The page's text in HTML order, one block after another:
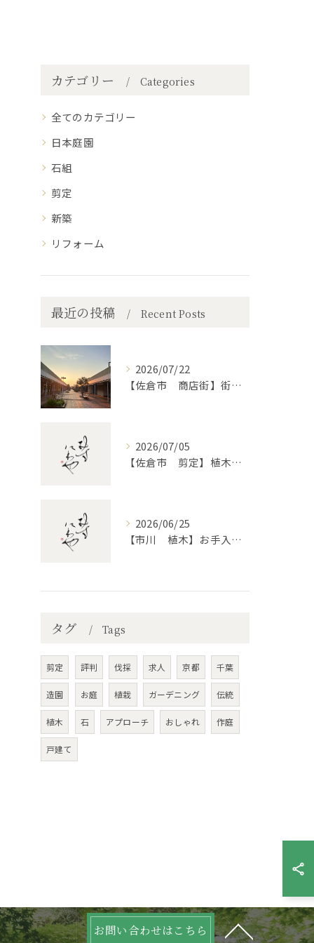
カテゴリー Categories
全てのカテゴリー
日本庭園
石組
剪定
新築
リフォーム
最近の投稿 Recent Posts
2026/07/22
【佐倉市 商店街】街路植木剪定
2026/07/05
【佐倉市 剪定】植木・庭木の剪定、プロに頼むとどう違うのか。
2026/06/25
【市川 植木】お手入れ【和モダンというお庭を考える】
タグ Tags
剪定 評判 伐採 求人 京都 千葉
造園 お庭 植栽 ガーデニング 伝統
植木 石 アプローチ おしゃれ 作庭
戸建て
お問い合わせはこちら